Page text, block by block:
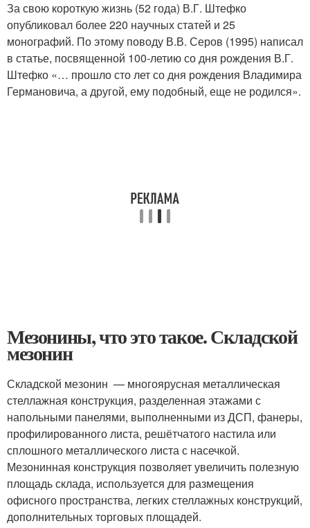
За свою короткую жизнь (52 года) В.Г. Штефко
опубликовал более 220 научных статей и 25
монографий. По этому поводу В.В. Серов (1995) написал
в статье, посвященной 100-летию со дня рождения В.Г.
Штефко «… прошло сто лет со дня рождения Владимира
Германовича, а другой, ему подобный, еще не родился».
Мезонины, что это такое. Складской
мезонин
Складской мезонин — многоярусная металлическая
стеллажная конструкция, разделенная этажами с
напольными панелями, выполненными из ДСП, фанеры,
профилированного листа, решётчатого настила или
сплошного металлического листа с насечкой.
Мезонинная конструкция позволяет увеличить полезную
площадь склада, используется для размещения
офисного пространства, легких стеллажных конструкций,
дополнительных торговых площадей.